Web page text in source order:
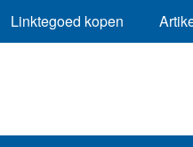
Linktegoed kopen